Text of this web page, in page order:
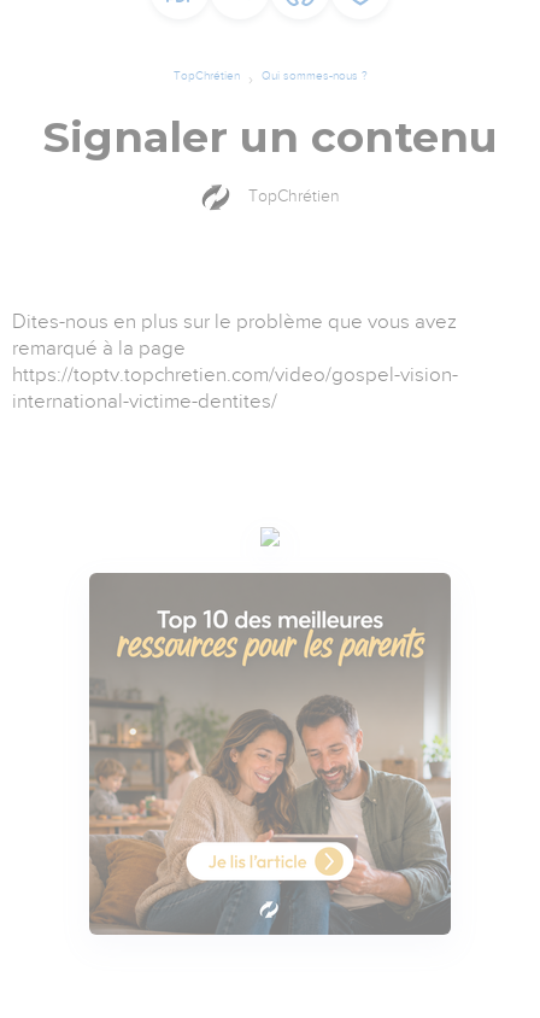
TopChrétien Qui sommes-nous ?
Signaler un contenu
TopChrétien
Dites-nous en plus sur le problème que vous avez
remarqué à la page
https://toptv.topchretien.com/video/gospel-vision-
international-victime-dentites/